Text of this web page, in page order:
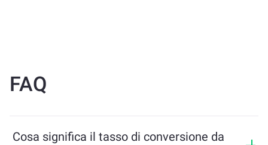
FAQ
Cosa significa il tasso di conversione da